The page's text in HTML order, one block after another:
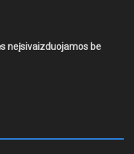
neįsivaizduojamos be